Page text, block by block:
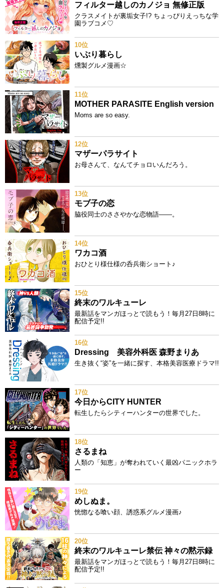
フィルター越しのカノジョ 無修正版
クラスメイトが裏垢女子!? ちょっぴりえっちな学
園ラブコメ♡
10位
いぶり暮らし
燻製グルメ漫画☆
11位
MOTHER PARASITE English version
Moms are so easy.
12位
マザーパラサイト
お母さんて、なんてチョロいんだろう。
13位
モブ子の恋
脇役同士のささやかな恋物語――。
14位
ワカコ酒
おひとり様仕様の呑兵衛ショート♪
15位
終末のワルキューレ
最新話をマンガほっとで読もう！毎月27日8時に
配信予定!!
16位
Dressing 美容外科医 森野まりあ
生き抜く“姿”を一緒に探す、本格美容医療ドラマ!!
17位
今日からCITY HUNTER
転生したらシティーハンターの世界でした。
18位
さるまね
人類の「知恵」が奪われていく最凶パニックホラ
ー
19位
めしぬま。
恍惚なる喰い顔、誘惑系グルメ漫画♪
20位
終末のワルキューレ禁伝 神々の黙示録
最新話をマンガほっとで読もう！毎月27日8時に
配信予定!!